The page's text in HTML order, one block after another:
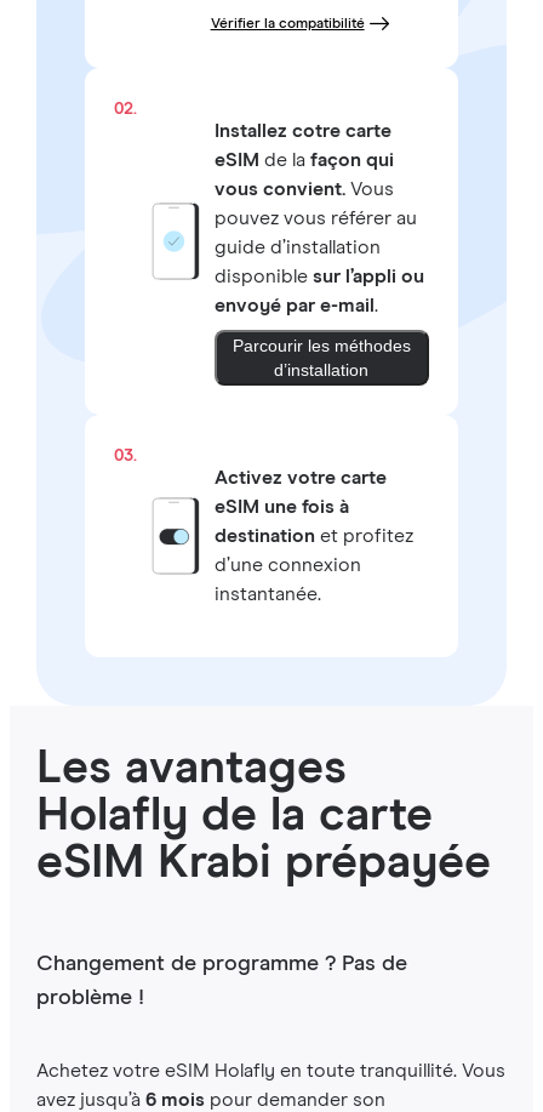
Vérifier la compatibilité
02.
Installez cotre carte
eSIM de la façon qui
vous convient.Vous
pouvez vous référer au
guide d’installation
disponible sur l’appli ou
envoyé par e-mail .
Parcourir les méthodes
d’installation
03.
Activez votre carte
eSIM une fois à
destinationet profitez
d’une connexion
instantanée.
Les avantages
Holafly de la carte
eSIM Krabi prépayée
Changement de programme ? Pas de
problème !
Achetez votre eSIM Holafly en toute tranquillité. Vous
avez jusqu’à 6 moispour demander son